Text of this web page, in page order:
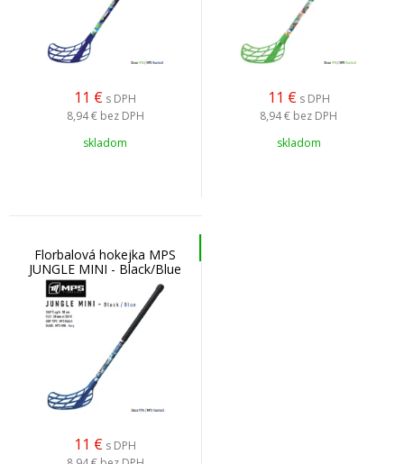
11 € s DPH
8,94 € bez DPH
skladom
11 € s DPH
8,94 € bez DPH
skladom
Florbalová hokejka MPS
JUNGLE MINI - Black/Blue
11 € s DPH